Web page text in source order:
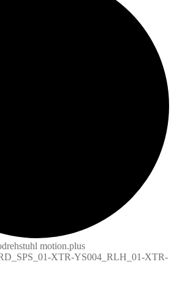
motion.plus
XTR-YS004_RLH_01-XTR-